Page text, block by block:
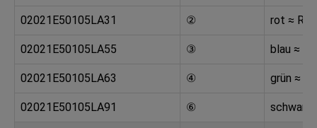
02021E50105LA31 ② rot ≈
02021E50105LA55 ③ blau ≈
02021E50105LA63 ④ grün ≈
02021E50105LA91 ⑥ schwarz